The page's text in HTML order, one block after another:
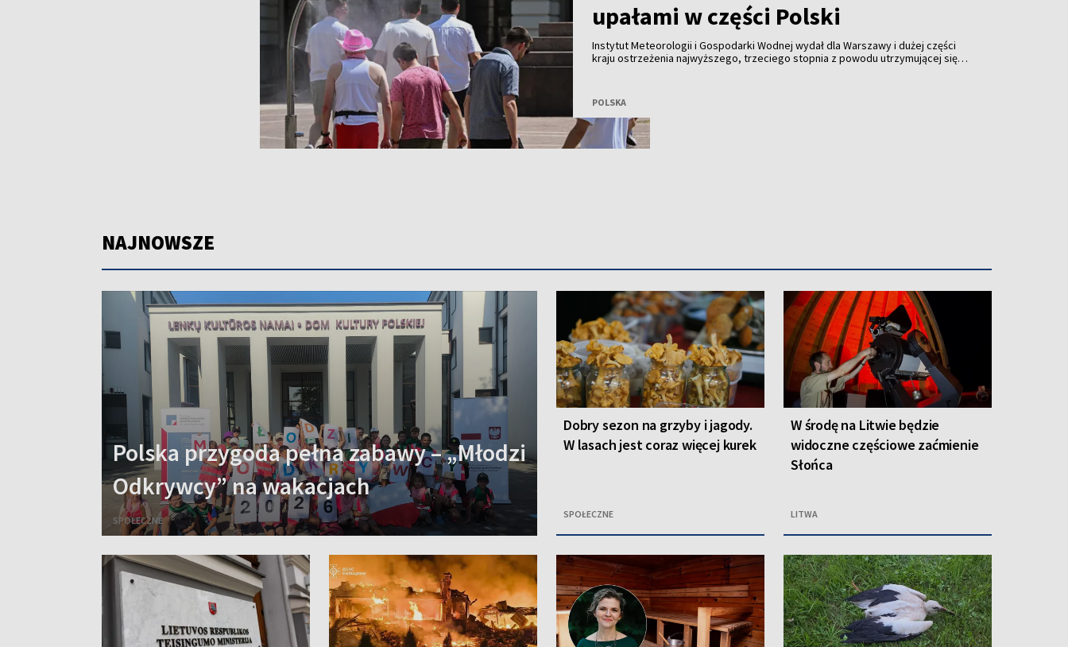
upałami w części Polski
Instytut Meteorologii i Gospodarki Wodnej wydał dla Warszawy i dużej części
kraju ostrzeżenia najwyższego, trzeciego stopnia z powodu utrzymującej się
POLSKA
NAJNOWSZE
Polska przygoda pełna zabawy – „Młodzi
Odkrywcy” na wakacjach
SPOŁECZNE
Dobry sezon na grzyby i jagody.
W lasach jest coraz więcej kurek
SPOŁECZNE
W środę na Litwie będzie
widoczne częściowe zaćmienie
Słońca
LITWA